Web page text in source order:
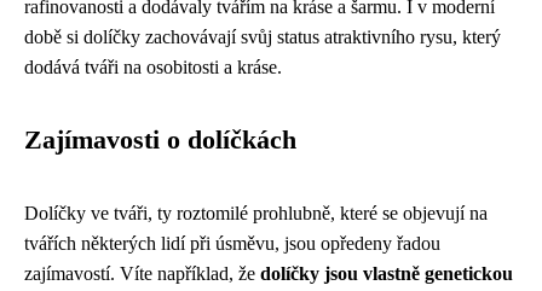
rafinovanosti a dodávaly tvářím na kráse a šarmu. I v moderní
době si dolíčky zachovávají svůj status atraktivního rysu, který
dodává tváři na osobitosti a kráse.
Zajímavosti o dolíčkách
Dolíčky ve tváři, ty roztomilé prohlubně, které se objevují na
tvářích některých lidí při úsměvu, jsou opředeny řadou
zajímavostí. Víte například, že dolíčky jsou vlastně genetickou